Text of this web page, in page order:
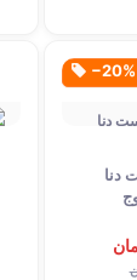
‎−20%
دنا